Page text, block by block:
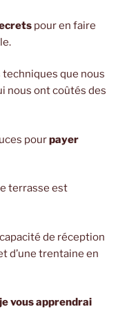
pour en faire
que nous
nous ont coûtés des
pourpayer
terrasse est
de réception
d’une trentaine en
je vous apprendrai